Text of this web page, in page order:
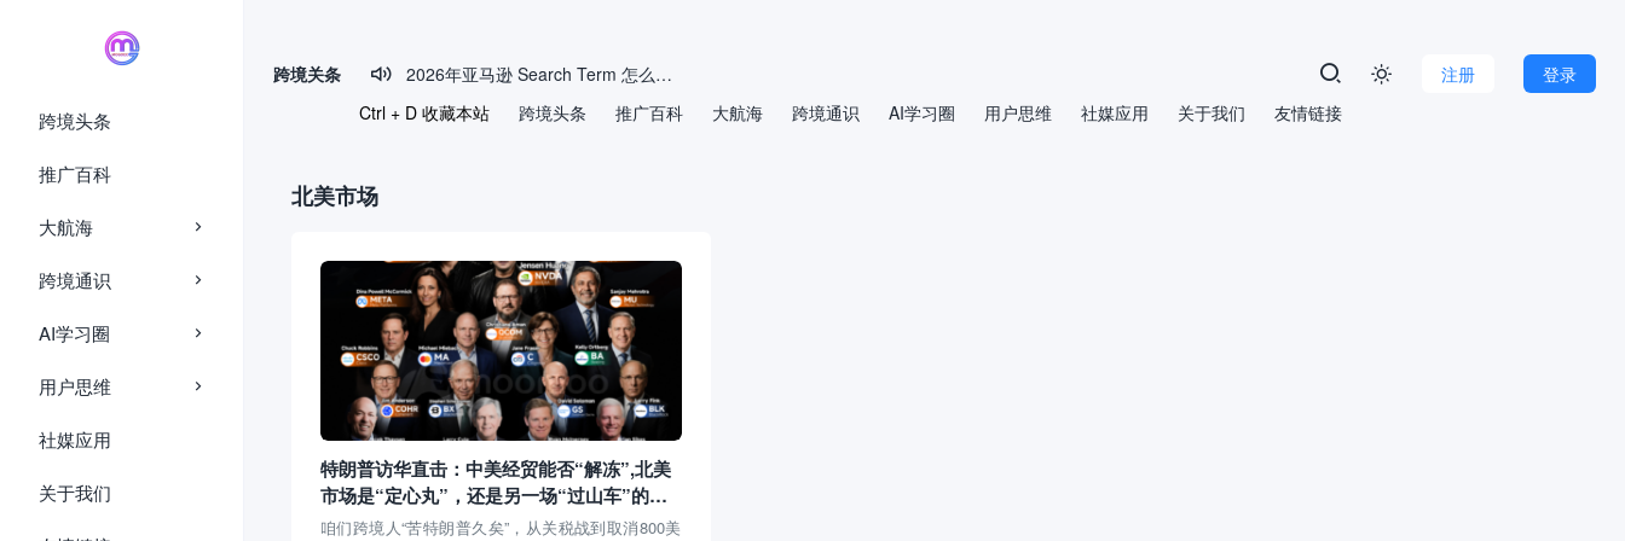
跨境头条
推广百科
大航海
跨境通识
AI学习圈
用户思维
社媒应用
关于我们
跨境关条 
2026年亚马逊 Search Term 怎么填？别再把后台关键词当“垃圾桶”
拒绝无效精准词！三步教你重构亚马逊广告的“导弹基地”
电动自行车卖家注意：美国加州限速红线正在收紧
登录
注册

跨境头条 推广百科 大航海 跨境通识 AI学习圈 用户思维 社媒应用 关于我们 友情链接
Ctrl + D 收藏本站
北美市场
特朗普访华直击：中美经贸能否“解冻”,北美
市场是“定心丸”，还是另一场“过山车”的开
端？
咱们跨境人“苦特朗普久矣”，从关税战到取消800美